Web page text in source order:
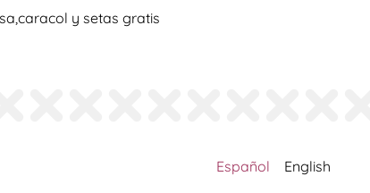
y setas gratis
Español English